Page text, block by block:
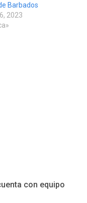
Barbados
2023
con equipo